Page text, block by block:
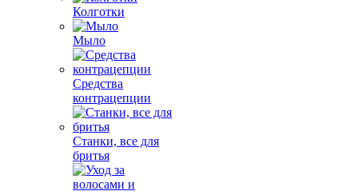
Колготки
Мыло
Средства
контрацепции
Станки, все для
бритья